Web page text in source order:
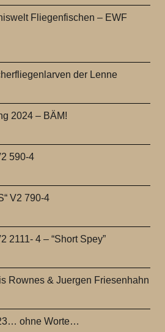
Fliegenfischen – EWF
der Lenne
2024 – BÄM!
590-4
V2 790-4
2111- 4 – “Short Spey”
Rownes & Juergen Friesenhahn
ohne Worte…